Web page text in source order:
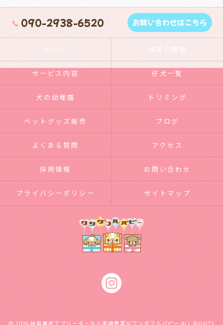
090-2938-6520 お問い合わせはこちら
ホーム 当店の特徴
サービス内容 仔犬一覧
犬の幼稚園 トリミング
ペットグッズ販売 ブログ
よくある質問 アクセス
採用情報 お問い合わせ
プライバシーポリシー サイトマップ
© 2026 岐阜養老でブリーダーなら実績豊富なワンダフルパピー ALL RIGHTS